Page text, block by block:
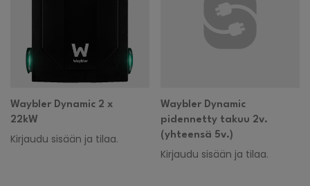
Waybler Dynamic 2 x
22kW
Kirjaudu sisään ja tilaa.
Waybler Dynamic
pidennetty takuu 2v.
(yhteensä 5v.)
Kirjaudu sisään ja tilaa.